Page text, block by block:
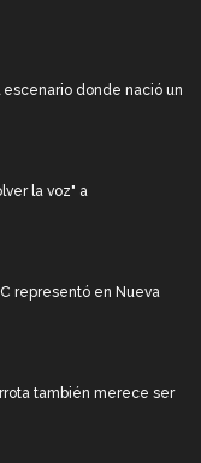
escenario donde nació un
la voz" a
representó en Nueva
también merece ser